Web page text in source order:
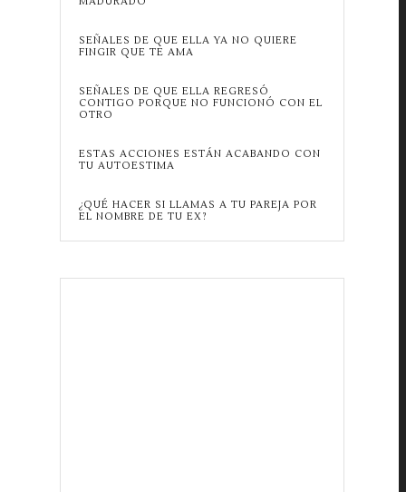
SEÑALES DE QUE ELLA YA NO QUIERE
FINGIR QUE TE AMA
SEÑALES DE QUE ELLA REGRESÓ
CONTIGO PORQUE NO FUNCIONÓ CON EL
OTRO
ESTAS ACCIONES ESTÁN ACABANDO CON
TU AUTOESTIMA
¿QUÉ HACER SI LLAMAS A TU PAREJA POR
EL NOMBRE DE TU EX?